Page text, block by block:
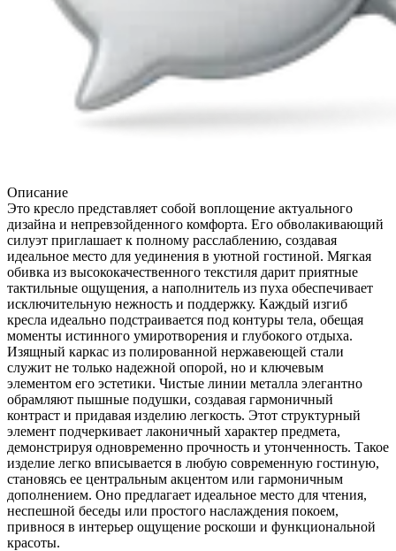
Описание
Это кресло представляет собой воплощение актуального
дизайна и непревзойденного комфорта. Его обволакивающий
силуэт приглашает к полному расслаблению, создавая
идеальное место для уединения в уютной гостиной. Мягкая
обивка из высококачественного текстиля дарит приятные
тактильные ощущения, а наполнитель из пуха обеспечивает
исключительную нежность и поддержку. Каждый изгиб
кресла идеально подстраивается под контуры тела, обещая
моменты истинного умиротворения и глубокого отдыха.
Изящный каркас из полированной нержавеющей стали
служит не только надежной опорой, но и ключевым
элементом его эстетики. Чистые линии металла элегантно
обрамляют пышные подушки, создавая гармоничный
контраст и придавая изделию легкость. Этот структурный
элемент подчеркивает лаконичный характер предмета,
демонстрируя одновременно прочность и утонченность. Такое
изделие легко вписывается в любую современную гостиную,
становясь ее центральным акцентом или гармоничным
дополнением. Оно предлагает идеальное место для чтения,
неспешной беседы или простого наслаждения покоем,
привнося в интерьер ощущение роскоши и функциональной
красоты.